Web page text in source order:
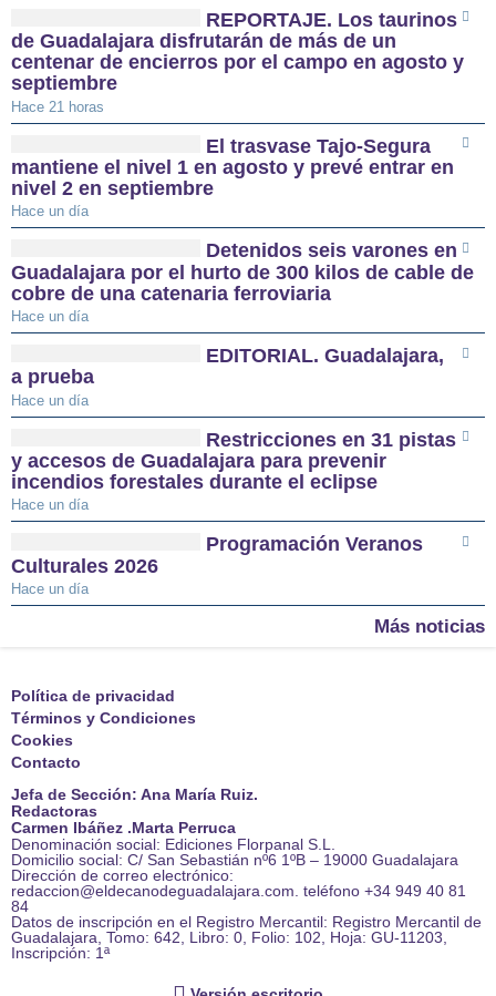
REPORTAJE. Los taurinos
de Guadalajara disfrutarán de más de un
centenar de encierros por el campo en agosto y
septiembre
Hace 21 horas
El trasvase Tajo-Segura
mantiene el nivel 1 en agosto y prevé entrar en
nivel 2 en septiembre
Hace un día
Detenidos seis varones en
Guadalajara por el hurto de 300 kilos de cable de
cobre de una catenaria ferroviaria
Hace un día
EDITORIAL. Guadalajara,
a prueba
Hace un día
Restricciones en 31 pistas
y accesos de Guadalajara para prevenir
incendios forestales durante el eclipse
Hace un día
Programación Veranos
Culturales 2026
Hace un día
Más noticias
Política de privacidad
Términos y Condiciones
Cookies
Contacto
Jefa de Sección: Ana María Ruiz.
Redactoras
Carmen Ibáñez .Marta Perruca
Denominación social: Ediciones Florpanal S.L.
Domicilio social: C/ San Sebastián nº6 1ºB – 19000 Guadalajara
Dirección de correo electrónico:
redaccion@eldecanodeguadalajara.com. teléfono +34 949 40 81
84
Datos de inscripción en el Registro Mercantil: Registro Mercantil de
Guadalajara, Tomo: 642, Libro: 0, Folio: 102, Hoja: GU-11203,
Inscripción: 1ª